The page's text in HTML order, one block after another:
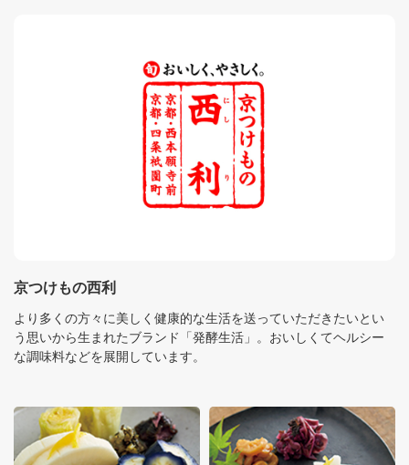
京つけもの西利
より多くの方々に美しく健康的な生活を送っていただきたいとい
う思いから生まれたブランド「発酵生活」。おいしくてヘルシー
な調味料などを展開しています。